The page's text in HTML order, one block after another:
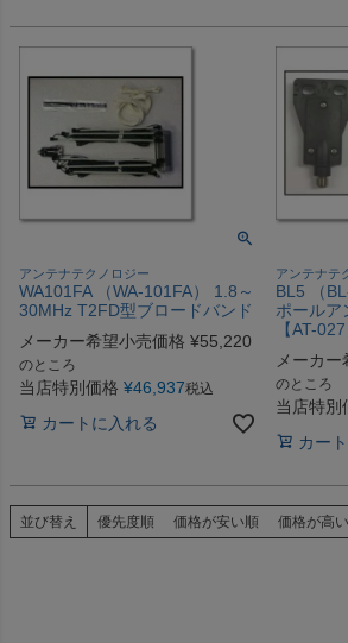
アンテナテクノロジー
WA101FA （WA-101FA） 1.8～
30MHz T2FD型ブロードバンド
メーカー希望小売価格 ¥55,220
のところ
当店特別価格 ¥46,937税込
カートに入れる
アンテナテ
BL5 （
ポール
【AT-027
メーカ
のところ
当店特別
カー
並び替え 優先度順 価格が安い順 価格が高